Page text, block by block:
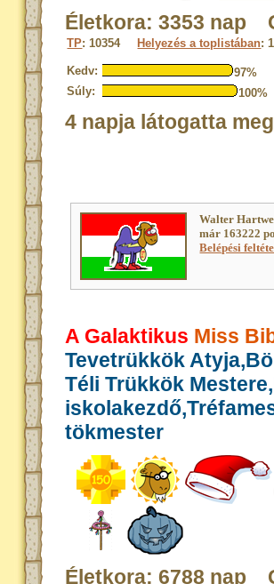
Életkora: 3353 nap
TP: 10354 Helyezés a toplistában:
Kedv:
97%
Súly:
100%
4 napja látogatta
Walter
már 163222
Belépési
A Galaktikus Miss
Tevetrükkök
Téli Trükkök
tökmester
Életkora: 6788 nap